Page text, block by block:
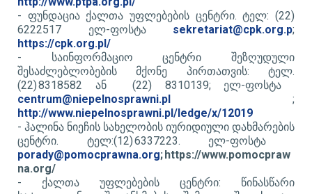
- ​ ფუნდაცია ქალთა უფლებების ცენტრი. ტელ: (22)
6222517 ელ-ფოსტა sekretariat@cpk.org.p;
https://cpk.org.pl/
- ​ საინფორმაციო ცენტრი შეზღუდული
შესაძლებლობების მქონე პირთათვის: ტელ.
(22) 8318582 ან (22) 8310139; ელ-ფოსტა
centrum@niepelnosprawni.pl ;
http://www.niepelnosprawni.pl/ledge/x/12019
- ​ ჰალინა ნიეჩის სახელობის იურიდიული დახმარების
ცენტრი. ტელ:(12) 6337223. ელ-ფოსტა
porady@pomocprawna.org; https://www.pomocpraw
na.org/
- ​ ქალთა უფლებების ცენტრი: წინასწარი